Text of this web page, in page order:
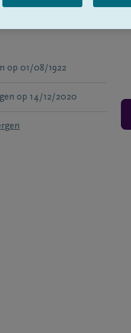
op 01/08/1922
op 14/12/2020